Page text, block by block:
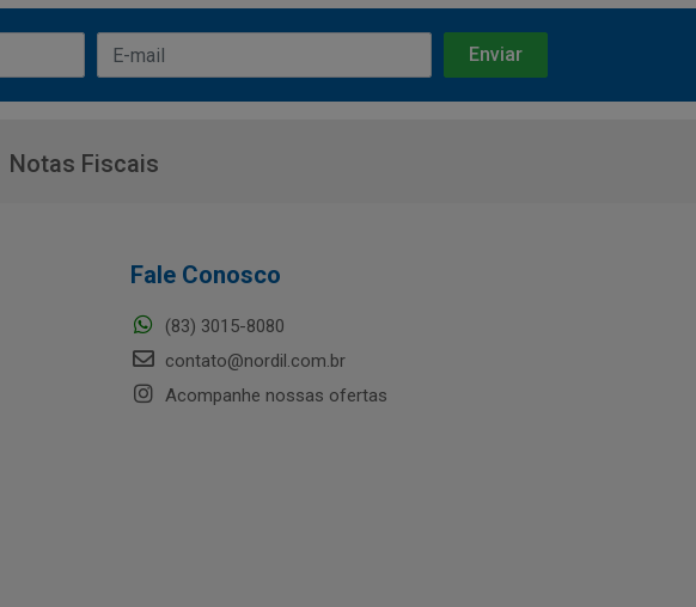
Notas Fiscais
Fale Conosco
(83) 3015-8080
contato@nordil.com.br
Acompanhe nossas ofertas